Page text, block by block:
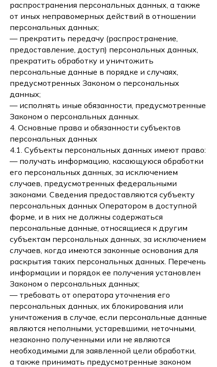
распространения персональных данных, а также
от иных неправомерных действий в отношении
персональных данных;
— прекратить передачу (распространение,
предоставление, доступ) персональных данных,
прекратить обработку и уничтожить
персональные данные в порядке и случаях,
предусмотренных Законом о персональных
данных;
— исполнять иные обязанности, предусмотренные
Законом о персональных данных.
4. Основные права и обязанности субъектов
персональных данных
4.1. Субъекты персональных данных имеют право:
— получать информацию, касающуюся обработки
его персональных данных, за исключением
случаев, предусмотренных федеральными
законами. Сведения предоставляются субъекту
персональных данных Оператором в доступной
форме, и в них не должны содержаться
персональные данные, относящиеся к другим
субъектам персональных данных, за исключением
случаев, когда имеются законные основания для
раскрытия таких персональных данных. Перечень
информации и порядок ее получения установлен
Законом о персональных данных;
— требовать от оператора уточнения его
персональных данных, их блокирования или
уничтожения в случае, если персональные данные
являются неполными, устаревшими, неточными,
незаконно полученными или не являются
необходимыми для заявленной цели обработки,
а также принимать предусмотренные законом